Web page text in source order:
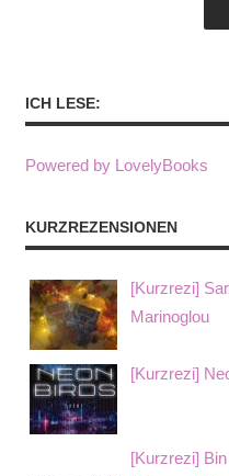
ICH LESE:
Powered by LovelyBooks
KURZREZENSIONEN
[Kurzrezi]
Marinoglou
[Kurzrezi]
[Kurzrezi]